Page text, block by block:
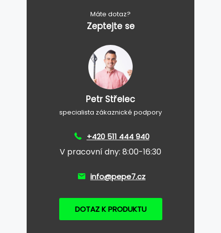
Máte dotaz?
Zeptejte se
Petr Střelec
specialista zákaznické podpory
+420 511 444 940
V pracovní dny: 8:00-16:30
info@pepe7.cz
DOTAZ K PRODUKTU